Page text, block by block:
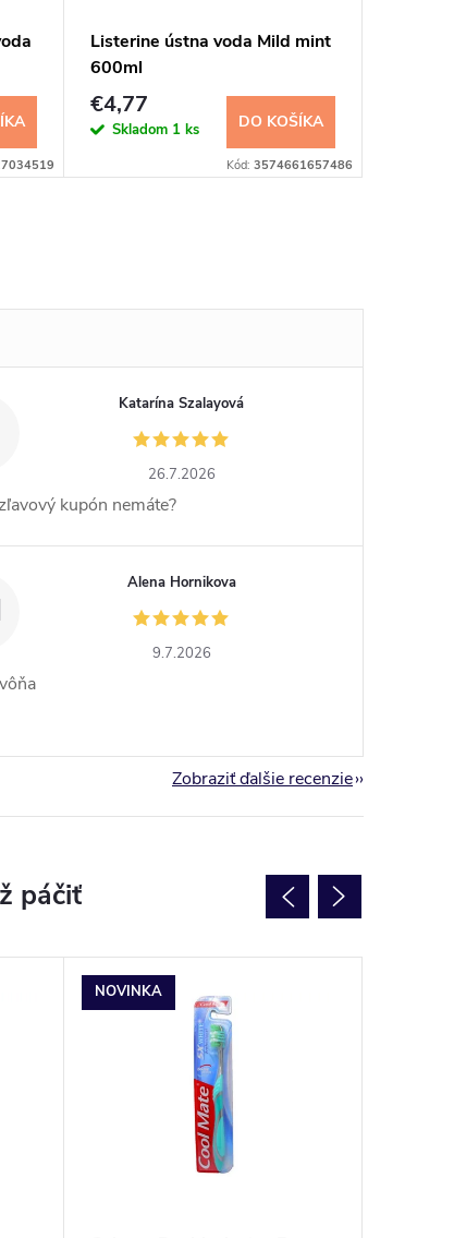
Listerine ústna voda Mild mint
600ml
€4,77
Skladom 1 ks DO KOŠÍKA
Kód: 3574661657486
NOVINKA
Katarína Szalayová
26.7.2026
kupón nemáte?
Alena Hornikova
9.7.2026
Zobraziť ďalšie recenzie